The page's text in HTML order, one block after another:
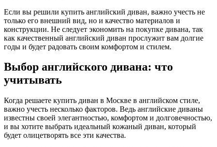
Если вы решили купить английский диван, важно учесть не
только его внешний вид, но и качество материалов и
конструкции. Не следует экономить на покупке дивана, так
как качественный английский диван прослужит вам долгие
годы и будет радовать своим комфортом и стилем.
Выбор английского дивана: что
учитывать
Когда решаете купить диван в Москве в английском стиле,
важно учесть несколько факторов. Ведь английские диваны
известны своей элегантностью, комфортом и долговечностью,
и вы хотите выбрать идеальный кожаный диван, который
будет олицетворять все эти качества.